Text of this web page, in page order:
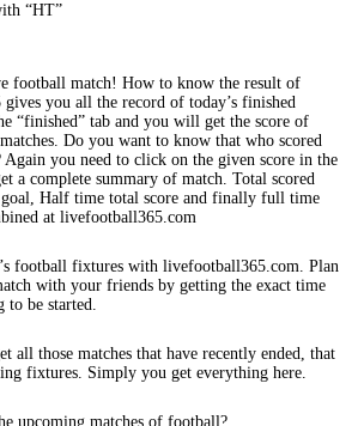
“HT”
football match! How to know the result of
you all the record of today’s finished
“finished” tab and you will get the score of
Do you want to know that who scored
you need to click on the given score in the
a complete summary of match. Total scored
goal, Half time total score and finally full time
at livefootball365.com
football fixtures with livefootball365.com. Plan
with your friends by getting the exact time
to be started.
all those matches that have recently ended, that
fixtures. Simply you get everything here.
upcoming matches of football?